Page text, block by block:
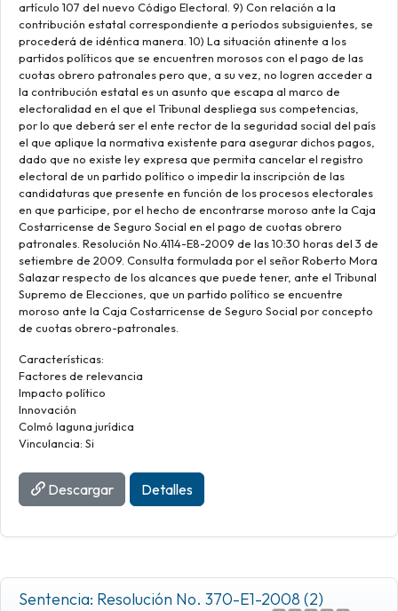
artículo 107 del nuevo Código Electoral. 9) Con relación a la
contribución estatal correspondiente a períodos subsiguientes, se
procederá de idéntica manera. 10) La situación atinente a los
partidos políticos que se encuentren morosos con el pago de las
cuotas obrero patronales pero que, a su vez, no logren acceder a
la contribución estatal es un asunto que escapa al marco de
electoralidad en el que el Tribunal despliega sus competencias,
por lo que deberá ser el ente rector de la seguridad social del país
el que aplique la normativa existente para asegurar dichos pagos,
dado que no existe ley expresa que permita cancelar el registro
electoral de un partido político o impedir la inscripción de las
candidaturas que presente en función de los procesos electorales
en que participe, por el hecho de encontrarse moroso ante la Caja
Costarricense de Seguro Social en el pago de cuotas obrero
patronales. Resolución No.4114-E8-2009 de las 10:30 horas del 3 de
setiembre de 2009. Consulta formulada por el señor Roberto Mora
Salazar respecto de los alcances que puede tener, ante el Tribunal
Supremo de Elecciones, que un partido político se encuentre
moroso ante la Caja Costarricense de Seguro Social por concepto
de cuotas obrero-patronales.
Características:
Factores de relevancia
Impacto político
Innovación
Colmó laguna jurídica
Vinculancia: Si
Descargar Detalles
Sentencia: Resolución No. 370-E1-2008 (2)